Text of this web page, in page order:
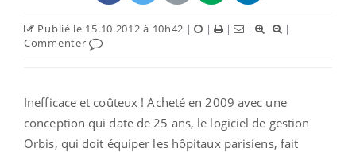
Publié le 15.10.2012 à 10h42 | | | |
|
Commenter
Inefficace et coûteux ! Acheté en 2009 avec une
conception qui date de 25 ans, le logiciel de gestion
Orbis, qui doit équiper les hôpitaux parisiens, fait